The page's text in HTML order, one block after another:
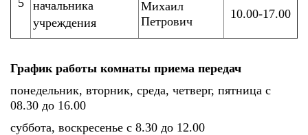
5
начальника
учреждения
Михаил
Петрович
10.00-17.00
График работы комнаты приема передач
понедельник, вторник, среда, четверг, пятница с
08.30 до 16.00
суббота, воскресенье с 8.30 до 12.00